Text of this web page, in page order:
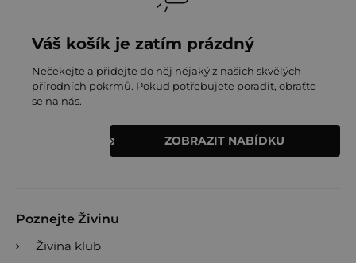
Váš košík je zatím prázdný
Nečekejte a přidejte do něj nějaký z našich skvělých
přírodních pokrmů. Pokud potřebujete poradit, obraťte
se na nás.
ZOBRAZIT NABÍDKU
Poznejte Živinu
Živina klub